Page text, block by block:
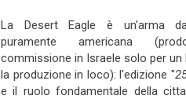
La Desert Eagle è un'arma
puramente americana
commissione in Israele solo per
la produzione in loco): l'edizione "
e il ruolo fondamentale della